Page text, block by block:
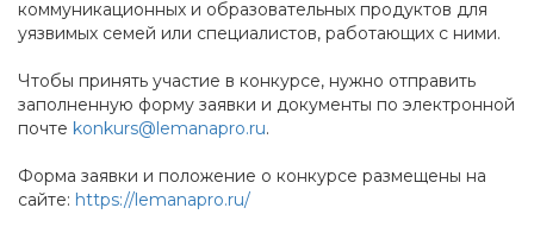
коммуникационных и образовательных продуктов для
уязвимых семей или специалистов, работающих с ними.
Чтобы принять участие в конкурсе, нужно отправить
заполненную форму заявки и документы по электронной
почте konkurs@lemanapro.ru.
Форма заявки и положение о конкурсе размещены на
сайте: https://lemanapro.ru/